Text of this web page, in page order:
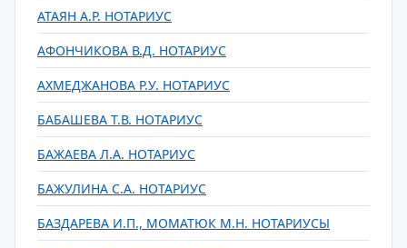
АТАЯН А.Р. НОТАРИУС
АФОНЧИКОВА В.Д. НОТАРИУС
АХМЕДЖАНОВА Р.У. НОТАРИУС
БАБАШЕВА Т.В. НОТАРИУС
БАЖАЕВА Л.А. НОТАРИУС
БАЖУЛИНА С.А. НОТАРИУС
БАЗДАРЕВА И.П., МОМАТЮК М.Н. НОТАРИУСЫ